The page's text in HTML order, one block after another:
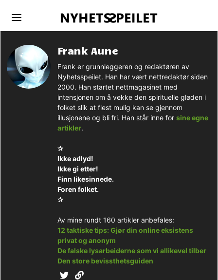
Frank Aune
Frank er grunnleggeren og redaktøren av
Nyhetsspeilet. Han har vært nettredaktør siden
2000. Han startet nettmagasinet med
intensjonen om å vekke den spirituelle gløden i
folket slik at flest mulig kan se gjennom
illusjonene og bli fri. Han står inne forsine egne
artikler.
✰
Ikke adlyd!
Ikke gi etter!
Finn likesinnede.
Foren folket.
✰
Av mine rundt 160 artikler anbefales:
12 taktiske tips: Gjør din online eksistens
privat og anonym
De falske lysarbeiderne som vi allikevel tilber
Den store bevissthetsguiden